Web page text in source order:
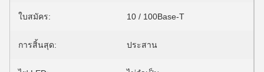
ใบสมัคร: 10 / 100Base-T
การสิ้นสุด: ประสาน